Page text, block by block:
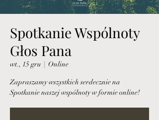
Spotkanie Wspólnoty
Głos Pana
wt., 15 gru
  |
Online
Zapraszamy wszystkich serdecznie na
Spotkanie naszej wspólnoty w formie online!